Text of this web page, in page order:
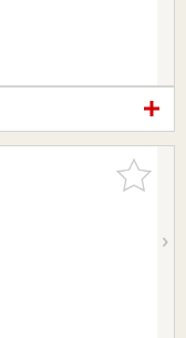
お気に入
りに追加